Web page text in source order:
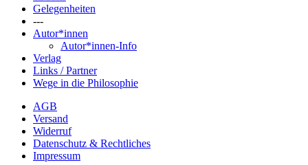
Gelegenheiten
---
Autor*innen
Autor*innen-Info
Verlag
Links / Partner
Wege in die Philosophie
AGB
Versand
Widerruf
Datenschutz & Rechtliches
Impressum